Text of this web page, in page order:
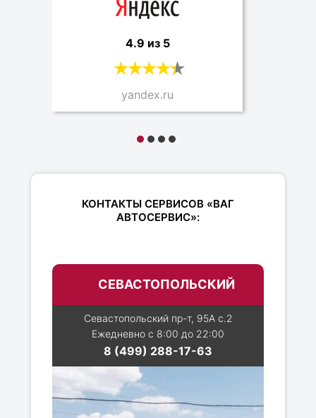
4.9 из 5
yandex.ru
КОНТАКТЫ СЕРВИСОВ «ВАГ
АВТОСЕРВИС»:
СЕВАСТОПОЛЬСКИЙ
Севастопольский пр-т, 95А с.2
Ежедневно с 8:00 до 22:00
8 (499) 288-17-63